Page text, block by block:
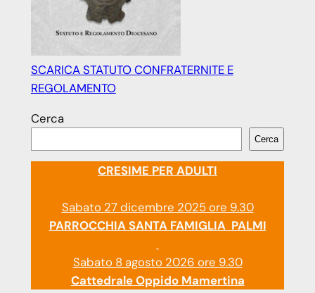
SCARICA STATUTO CONFRATERNITE E
REGOLAMENTO
Cerca
Cerca
CRESIME PER ADULTI
Sabato 27 dicembre 2025 ore 9.30
PARROCCHIA SANTA FAMIGLIA PALMI
Sabato 8 agosto 2026 ore 9.30
Cattedrale Oppido Mamertina